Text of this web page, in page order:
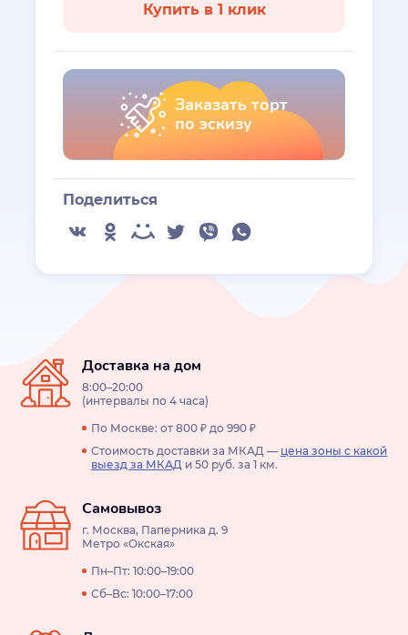
Купить в 1 клик
Заказать торт
по эскизу
Поделиться
Доставка на дом
8:00–20:00
(интервалы по 4 часа)
По Москве: от 800 ₽ до 990 ₽
Стоимость доставки за МКАД — цена зоны с какой
выезд за МКАД и 50 руб. за 1 км.
Самовывоз
г. Москва, Паперника д. 9
Метро «Окская»
Пн–Пт: 10:00–19:00
Сб–Вс: 10:00–17:00